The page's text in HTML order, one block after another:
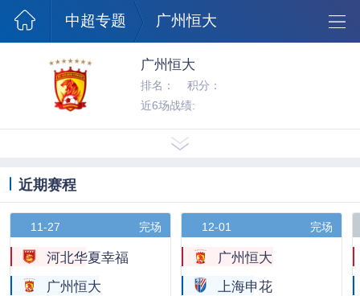
澳超球队
中超专题 广州恒大
广州恒大
排名：
积分：
近6场战绩:
近期赛程
11-27 完场
河北华夏幸福
广州恒大
12-01 完场
广州恒大
上海申花